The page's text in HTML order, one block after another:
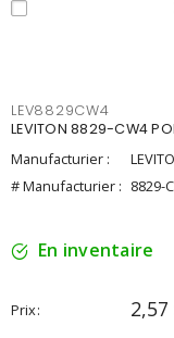
LEV8829CW4
LEVITON 8829-CW4
Manufacturier :
# Manufacturier : 8829-
En inventaire
Prix 2,57